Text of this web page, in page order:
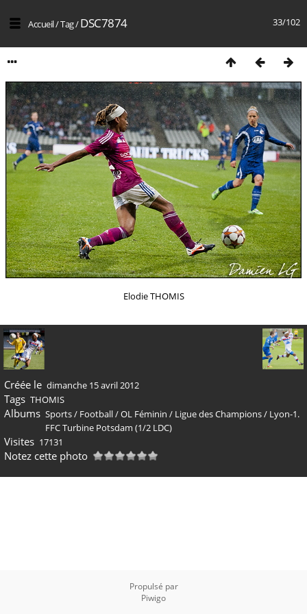
33/102
Accueil/Tag/DSC7874
Elodie THOMIS
Créée le dimanche 15 avril 2012
Tags THOMIS
Albums Sports/ Football/OL Féminin / Ligue des Champions/ Lyon-1.
FFC Turbine Potsdam (1/2 LDC)
Visites 17131
Notez cette photo
Propulsé par
Piwigo